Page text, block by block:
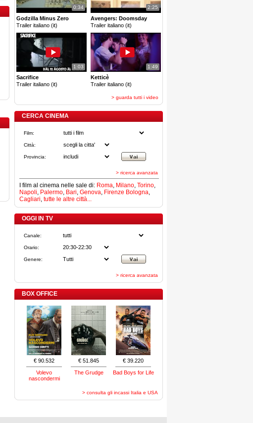
0:34
Godzilla Minus Zero
Trailer italiano (it)
2:25
Avengers: Doomsday
Trailer italiano (it)
1:03
Sacrifice
Trailer italiano (it)
1:49
Ketticè
Trailer italiano (it)
> guarda tutti i video
CERCA CINEMA
Film:
Città:
Provincia:
> ricerca avanzata
I film al cinema nelle sale di: Roma, Milano, Torino,
Napoli, Palermo, Bari, Genova, Firenze Bologna,
Cagliari, tutte le altre città...
OGGI IN TV
Canale:
Orario:
Genere:
> ricerca avanzata
BOX OFFICE
€ 90.532
Volevo
nascondermi
€ 51.845
The Grudge
€ 39.220
Bad Boys for Life
> consulta gli incassi Italia e USA